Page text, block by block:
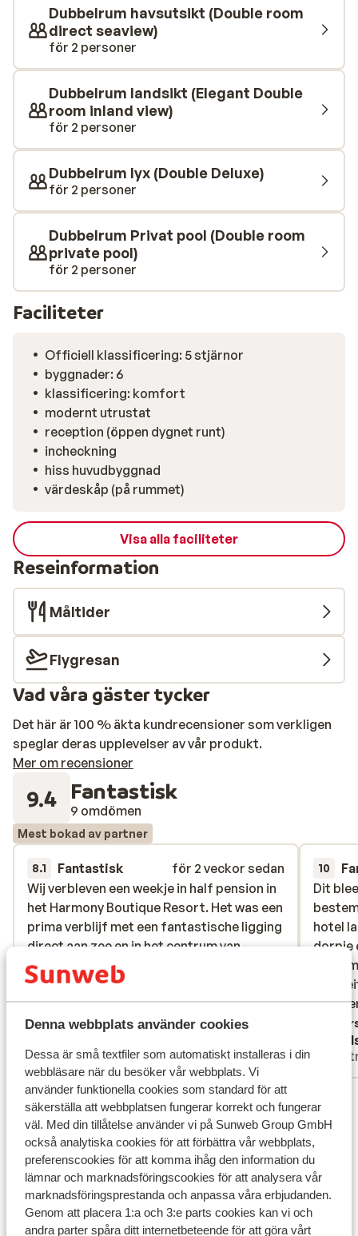
Denna webbplats använder cookies
Dessa är små textfiler som automatiskt installeras i din
webbläsare när du besöker vår webbplats. Vi
använder funktionella cookies som standard för att
säkerställa att webbplatsen fungerar korrekt och fungerar
väl. Med din tillåtelse använder vi på Sunweb Group GmbH
också analytiska cookies för att förbättra vår webbplats,
preferenscookies för att komma ihåg den information du
lämnar och marknadsföringscookies för att analysera vår
marknadsföringsprestanda och anpassa våra erbjudanden.
Genom att placera 1:a och 3:e parts cookies kan vi och
andra parter spåra ditt internetbeteende för att göra vårt
erbjuder alla moderna bekvämligheter som du kan
förvänta dig av ett 5-stjärnigt hotell. Sandstranden
som ligger precis nedanför resorten är utrustad med
parasoller och solstolar som är inkluderade. Njut av ett
brett utbud av faciliteter, inklusive en stor pool med
poolbar, ett hälsocenter för total avkoppling och ett
välutrustat gym. Med en rad bekvämligheter är
Harmony Boutique Resort det perfekta valet för dem
À la carte-restaurangen serverar både raffinerade
grekiska och internationella rätter. Besök
cocktailbaren för utsökta drycker och under dagen
och kvällen kan du njuta av svalkande drycker och
enklare rätter och snacks från poolbaren..
Dubbelrum havsutsikt (Double room
direct seaview)
för 2 personer
Dubbelrum landsikt (Elegant Double
room inland view)
för 2 personer
Dubbelrum lyx (Double Deluxe)
för 2 personer
Dubbelrum Privat pool (Double room
private pool)
för 2 personer
Faciliteter
Officiell klassificering: 5 stjärnor
byggnader: 6
klassificering: komfort
modernt utrustat
reception (öppen dygnet runt)
incheckning
hiss huvudbyggnad
värdeskåp (på rummet)
Visa alla faciliteter
Reseinformation
Måltider
Flygresan
Vad våra gäster tycker
Det här är 100 % äkta kundrecensioner som verkligen
speglar deras upplevelser av vår produkt.
Mer om recensioner
9.4 Fantastisk
9 omdömen
Mest bokad av partner
8.1 Fantastisk
för 2 veckor sedan
Wij verbleven een weekje in half pension in
het Harmony Boutique Resort. Het was een
prima verblijf met een fantastische ligging
direct aan zee en in het centrum van
Georgioupolis. Het personeel is
ontzettend vriendelijk en doet echt hun
best om je een fijne vakantie te bezorgen.
Toch misten wij het 'wauw-gevoel'. Wij
de Griekse eilanden dus de verwachtingen
waren hooggespannen. We boekten een
deluxe kamer en werden bij aankomst naar
een ander kamertype gebracht in een
gebouw achter het nieuwe gedeelte. Men
legde uit dat we een kamer-"upgrade"
kregen aangeboden, een kamer met een
klein privézwembad, we waren moe van de
reis dus we waren akkoord doch achteraf
Wij verbleven een weekje in half pension in
het Harmony Boutique Resort. Het was een
prima verblijf met een fantastische ligging
direct aan zee en in het centrum van
Georgioupolis. Het personeel is
ontzettend vriendelijk en doet echt hun
best om je een fi...mer
Översätt till svenska
Partner
10
Dit
hotel
dorpje
het
Dit
hotel
dorpje
het
Visa alla 9 omdömen
Läge
Visa på karta